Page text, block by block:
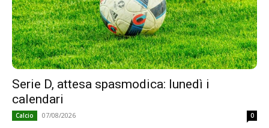
Serie D, attesa spasmodica: lunedì i
calendari
Calcio 07/08/2026 0